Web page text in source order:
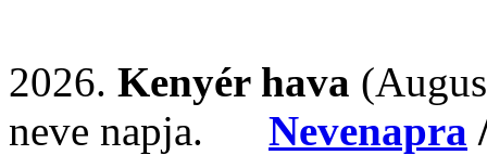
2026. Kenyér hava
neve napja. Nevenapra